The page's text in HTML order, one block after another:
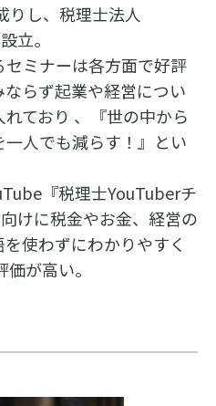
りし、税理士法人
立。
ミナーは各方面で好評
らず起業や経営につい
ており 、『世の中から
人でも減らす！』とい
『税理士YouTuberチ
けに税金やお金、経営の
使わずにわかりやすく
が高い。